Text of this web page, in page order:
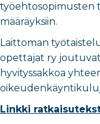
työehtosopimusten
määräyksiin.
Laittoman
opettajat ry
hyvityssakkoa
Linkki